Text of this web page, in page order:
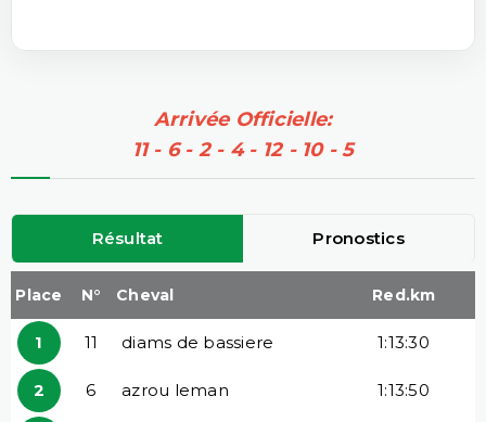
Arrivée Officielle:
11 - 6 - 2 - 4 - 12 - 10 - 5
Résultat Pronostics
Place N° Cheval Red.km
1 11 diams de bassiere 1:13:30
2 6 azrou leman 1:13:50